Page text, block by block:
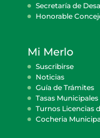
Secretaría de
Honorable
Mi Merlo
Suscribirse
Noticias
Guía de Trámites
Tasas Municipales
Turnos Licencias
Cocheria